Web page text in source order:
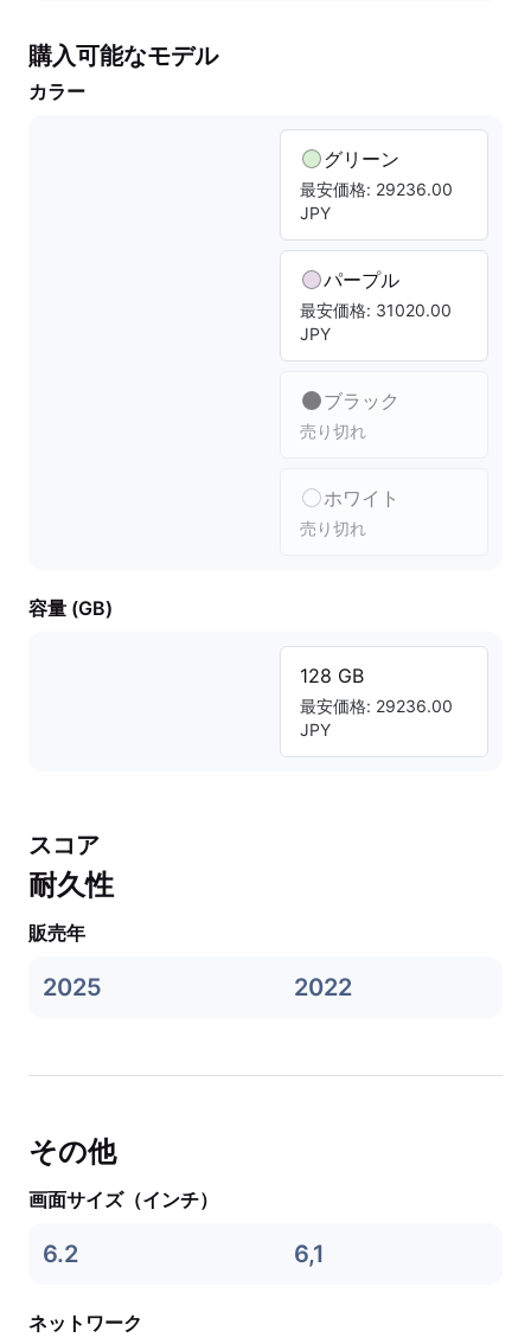
購入可能なモデル
カラー
グリーン
最安価格: 29236.00
JPY
パープル
最安価格: 31020.00
JPY
ブラック
売り切れ
ホワイト
売り切れ
容量 (GB)
128 GB
最安価格: 29236.00
JPY
スコア
耐久性
販売年
2025 2022
その他
画面サイズ（インチ）
6.2 6,1
ネットワーク